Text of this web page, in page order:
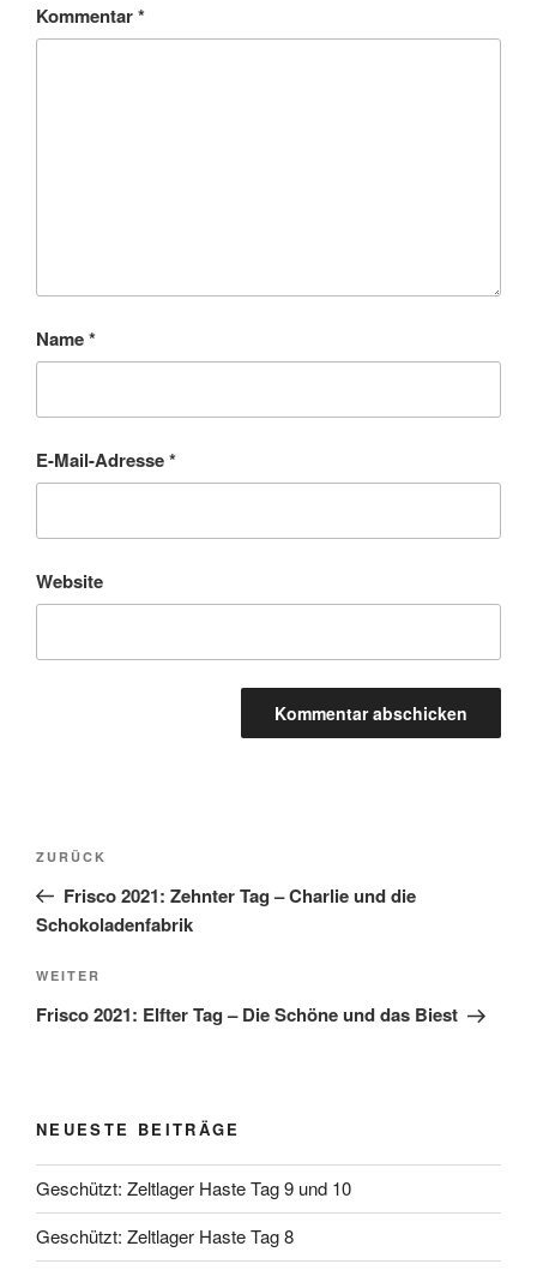
Kommentar*
Name*
E-Mail-Adresse*
Website
Beitragsnavigation
Vorheriger
Beitrag
ZURÜCK
Frisco 2021: Zehnter Tag – Charlie und die
Schokoladenfabrik
Nächster
Beitrag
WEITER
Frisco 2021: Elfter Tag – Die Schöne und das Biest
NEUESTE BEITRÄGE
Geschützt: Zeltlager Haste Tag 9 und 10
Geschützt: Zeltlager Haste Tag 8